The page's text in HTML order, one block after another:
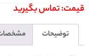
قیمت: تماس بگیرید
توضیحات